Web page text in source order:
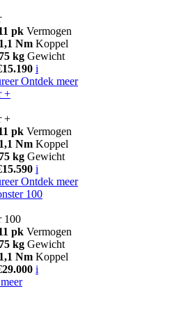
pk Vermogen
Nm Koppel
kg Gewicht
i
Ontdek meer
+
+
pk Vermogen
Nm Koppel
kg Gewicht
i
Ontdek meer
100
100
pk Vermogen
kg Gewicht
Nm Koppel
i